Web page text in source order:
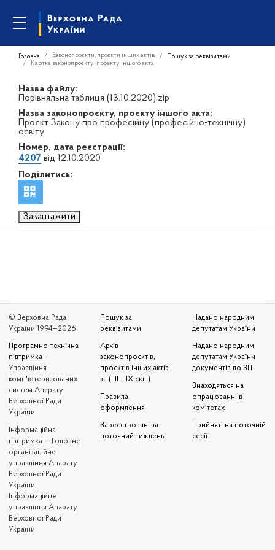
Головна Законопроєкти, проєкти інших актів
Пошук за реквізитами
Картка законопроєкту, проєкту іншого акта
Назва файлу:
Порівняльна таблиця (13.10.2020).zip
Назва законопроєкту, проєкту іншого акта:
Проєкт Закону про професійну (професійно-технічну)
освіту
Номер, дата реєстрації:
4207 від 12.10.2020
Поділитись:
Завантажити
© Верховна Рада
України 1994—2026
Програмно-технічна
підтримка —
Управління
комп'ютеризованих
систем Апарату
Верховної Ради
України
Iнформаційна
підтримка — Головне
організаційне
управління Апарату
Верховної Ради
України,
Інформаційне
управління Апарату
Верховної Ради
України
Пошук за
реквізитами
Архів
законопроєктів,
проєктів інших актів
за ( III – IX скл.)
Правила
оформлення
Зареєстровані за
поточний тиждень
Надано народним
депутатам України
Надано народним
депутатам України
документів до ЗП
Знаходяться на
опрацюванні в
комітетах
Прийняті на поточній
сесії